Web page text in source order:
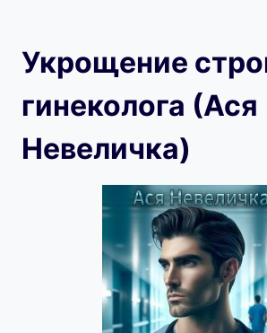
Укрощение
гинеколога (Ася
Невеличка)